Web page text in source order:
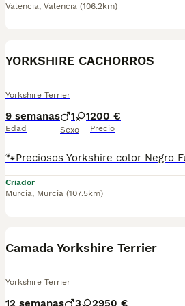
Valencia, Valencia (106.2km)
YORKSHIRE CACHORROS
Yorkshire Terrier
9 semanas
Edad
1 1
Sexo
200 €
Precio
Criador
Murcia, Murcia (107.5km)
Camada Yorkshire Terrier
Yorkshire Terrier
12 semanas 3 2950 €